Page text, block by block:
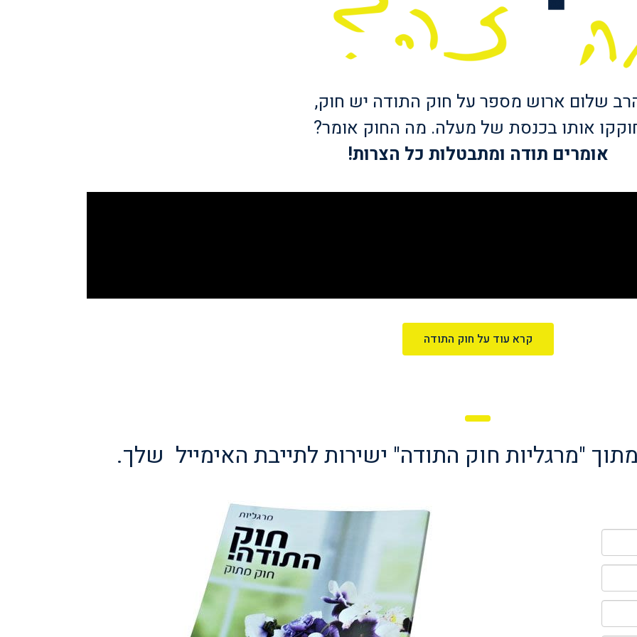
שלום ארוש מספר על חוק התודה יש חוק,
אותו בכנסת של מעלה. מה החוק אומר?
אומרים תודה ומתבטלות כל הצרות!
קרא עוד על חוק התודה
"מרגליות חוק התודה" ישירות לתייבת האימייל שלך.